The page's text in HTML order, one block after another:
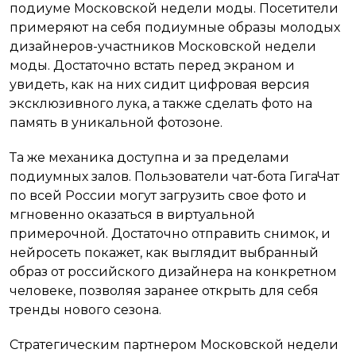
подиуме Московской недели моды. Посетители
примеряют на себя подиумные образы молодых
дизайнеров-участников Московской недели
моды. Достаточно встать перед экраном и
увидеть, как на них сидит цифровая версия
эксклюзивного лука, а также сделать фото на
память в уникальной фотозоне.
Та же механика доступна и за пределами
подиумных залов. Пользователи чат-бота ГигаЧат
по всей России могут загрузить свое фото и
мгновенно оказаться в виртуальной
примерочной. Достаточно отправить снимок, и
нейросеть покажет, как выглядит выбранный
образ от российского дизайнера на конкретном
человеке, позволяя заранее открыть для себя
тренды нового сезона.
Стратегическим партнером Московской недели